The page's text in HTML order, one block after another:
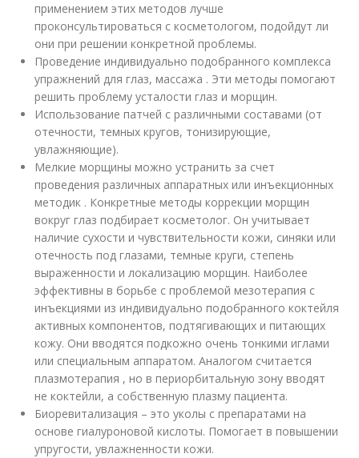
применением этих методов лучше
проконсультироваться с косметологом, подойдут ли
они при решении конкретной проблемы.
Проведение индивидуально подобранного комплекса
упражнений для глаз, массажа . Эти методы помогают
решить проблему усталости глаз и морщин.
Использование патчей с различными составами (от
отечности, темных кругов, тонизирующие,
увлажняющие).
Мелкие морщины можно устранить за счет
проведения различных аппаратных или инъекционных
методик . Конкретные методы коррекции морщин
вокруг глаз подбирает косметолог. Он учитывает
наличие сухости и чувствительности кожи, синяки или
отечность под глазами, темные круги, степень
выраженности и локализацию морщин. Наиболее
эффективны в борьбе с проблемой мезотерапия с
инъекциями из индивидуально подобранного коктейля
активных компонентов, подтягивающих и питающих
кожу. Они вводятся подкожно очень тонкими иглами
или специальным аппаратом. Аналогом считается
плазмотерапия , но в периорбитальную зону вводят
не коктейли, а собственную плазму пациента.
Биоревитализация – это уколы с препаратами на
основе гиалуроновой кислоты. Помогает в повышении
упругости, увлажненности кожи.